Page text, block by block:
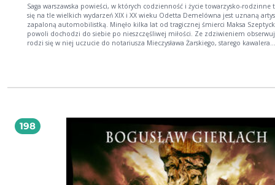
Saga warszawska powieści, w których codzienność i życie towarzysko-rodzinne toczą
się na tle wielkich wydarzeń XIX i XX wieku Odetta Demelówna jest uznaną artystką i
zapaloną automobilistką. Minęło kilka lat od tragicznej śmierci Maksa
powoli dochodzi do siebie po nieszczęśliwej miłości. Ze zdziwieniem
rodzi się w niej uczucie do notariusza Mieczysława Żarskiego, starego kawalera
do Warszawy, wejdzie do Łaźni pod Messalką na Krakowskim Przedmieściu i
obraz społeczeństwa i panujących w nim relacji to największe atuty tej sagi.
całego serca. Edyta Świętek, autorka sag: Spacer Aleją Róż, Sandomierskie wzgórza,
Saga krynicka
198